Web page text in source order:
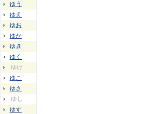
ゆう
ゆえ
ゆお
ゆか
ゆき
ゆく
ゆけ
ゆこ
ゆさ
ゆし
ゆす